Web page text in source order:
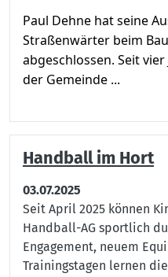
Paul Dehne hat seine
Straßenwärter beim
abgeschlossen. Seit
der Gemeinde ...
Handball im Hort
03.07.2025
Seit April 2025 können
Handball-AG sportlich
Engagement, neuem
Trainingstagen lernen